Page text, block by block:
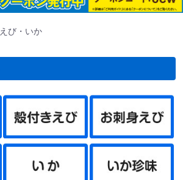
えび・いか